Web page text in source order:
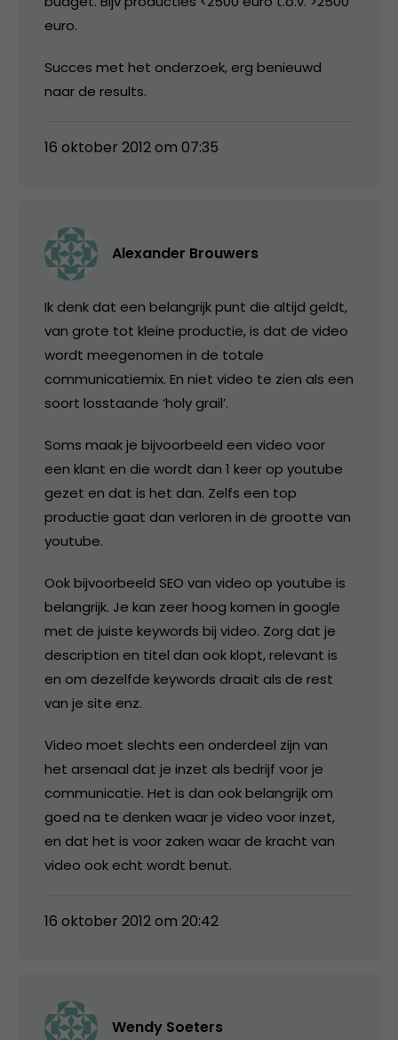
euro.
Succes met het onderzoek, erg benieuwd
naar de results.
16 oktober 2012 om 07:35
Alexander Brouwers
Ik denk dat een belangrijk punt die altijd geldt,
van grote tot kleine productie, is dat de video
wordt meegenomen in de totale
communicatiemix. En niet video te zien als een
soort losstaande ‘holy grail’.
Soms maak je bijvoorbeeld een video voor
een klant en die wordt dan 1 keer op youtube
gezet en dat is het dan. Zelfs een top
productie gaat dan verloren in de grootte van
youtube.
Ook bijvoorbeeld SEO van video op youtube is
belangrijk. Je kan zeer hoog komen in google
met de juiste keywords bij video. Zorg dat je
description en titel dan ook klopt, relevant is
en om dezelfde keywords draait als de rest
van je site enz.
Video moet slechts een onderdeel zijn van
het arsenaal dat je inzet als bedrijf voor je
communicatie. Het is dan ook belangrijk om
goed na te denken waar je video voor inzet,
en dat het is voor zaken waar de kracht van
video ook echt wordt benut.
16 oktober 2012 om 20:42
Wendy Soeters